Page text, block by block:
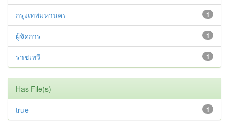
1
กรุงเทพมหานคร
1
ผู้จัดการ
1
ราชเทวี
Has File(s)
1
true